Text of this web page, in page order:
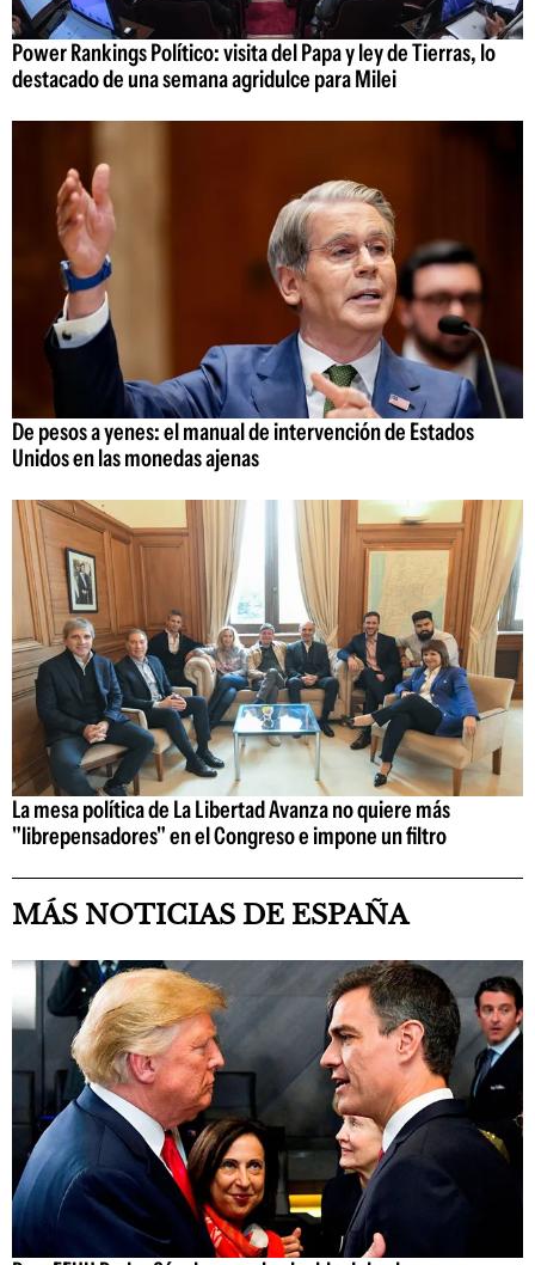
Power Rankings Político: visita del Papa y ley de Tierras, lo
destacado de una semana agridulce para Milei
De pesos a yenes: el manual de intervención de Estados
Unidos en las monedas ajenas
La mesa política de La Libertad Avanza no quiere más
"librepensadores" en el Congreso e impone un filtro
MÁS NOTICIAS DE ESPAÑA